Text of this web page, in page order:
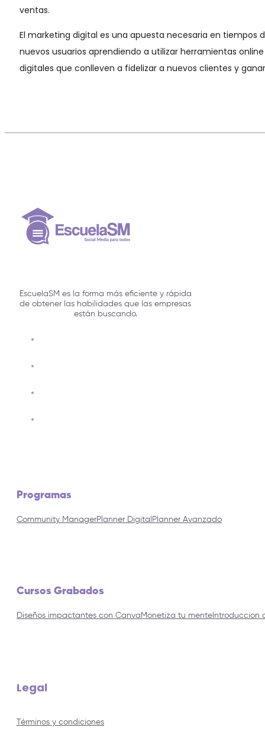
ventas.
El marketing digital es una apuesta necesaria en
nuevos usuarios aprendiendo a utilizar herramientas
digitales que conlleven a fidelizar a nuevos clientes y
EscuelaSM es la forma más eficiente y rápida
de obtener las habilidades que las empresas
están buscando.
Programas
Community ManagerPlanner Digital Planner Avanzado
Cursos Grabados
Diseños impactantes con Canva Monetiza tu mente Introduccion
Legal
Términos y condiciones